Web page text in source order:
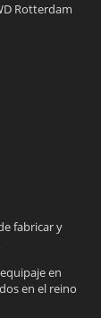
Rotterdam
fabricar y
en
en el reino